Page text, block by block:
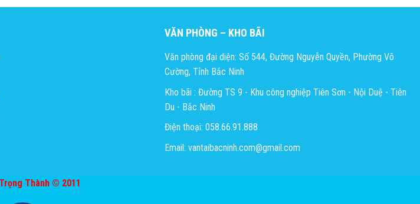
VĂN PHÒNG – KHO BÃI
Văn phòng đại diện: Số 544, Đường Nguyễn Quyền, Phường Võ
Cường, Tỉnh Bắc Ninh
Kho bãi : Đường TS 9 - Khu công nghiệp Tiên Sơn - Nội Duệ - Tiên
Du - Bắc Ninh
Điện thoại: 058.66.91.888
Email: vantaibacninh.com@gmail.com
Thành © 2011